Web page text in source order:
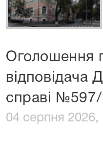
Оголошення
відповідача
справі
04 серпня 2026,